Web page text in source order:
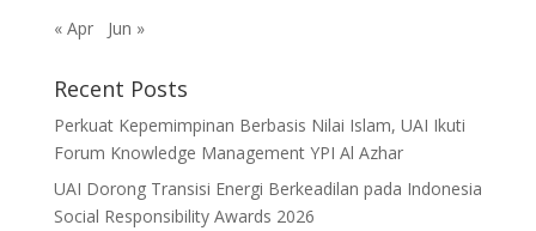
« Apr
Jun »
Recent Posts
Perkuat Kepemimpinan Berbasis Nilai Islam, UAI Ikuti
Forum Knowledge Management YPI Al Azhar
UAI Dorong Transisi Energi Berkeadilan pada Indonesia
Social Responsibility Awards 2026